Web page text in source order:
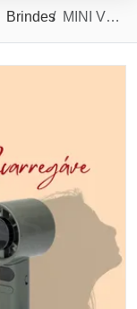
Brindes MINI VENTILADOR RECARREGÁVEL EM PLÁSTICO E METAL X09146